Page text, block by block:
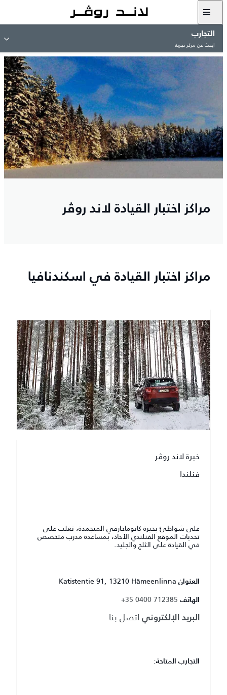
التجارب
ابحث عن مركز تجربة
مراكز اختبار القيادة لاند روڤر
مراكز اختبار القيادة في اسكندنافيا
خبرة لاند روڤر
فنلندا
على شواطئ بحيرة كاتوماجارفي المتجمدة، تغلب على
تحديات الموقع الفنلندي الأخاذ، بمساعدة مدرب متخصص
في القيادة على الثلج والجليد.
العنوان Katistentie 91, 13210 Hämeenlinna
الهاتف +35 0400 712385
البريد الإلكتروني اتصل بنا
التجارب المتاحة: